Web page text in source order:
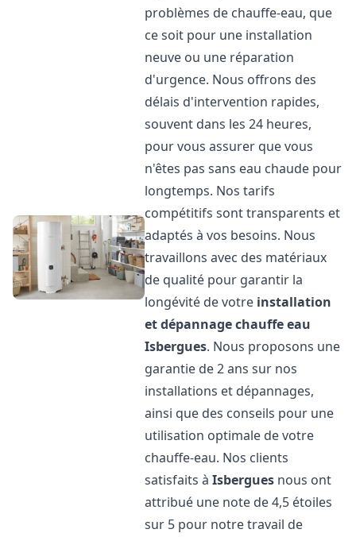
problèmes de chauffe-eau, que
ce soit pour une installation
neuve ou une réparation
d'urgence. Nous offrons des
délais d'intervention rapides,
souvent dans les 24 heures,
pour vous assurer que vous
n'êtes pas sans eau chaude pour
longtemps. Nos tarifs
compétitifs sont transparents et
adaptés à vos besoins. Nous
travaillons avec des matériaux
de qualité pour garantir la
longévité de votre installation
et dépannage chauffe eau
Isbergues. Nous proposons une
garantie de 2 ans sur nos
installations et dépannages,
ainsi que des conseils pour une
utilisation optimale de votre
chauffe-eau. Nos clients
satisfaits àIsbergues nous ont
attribué une note de 4,5 étoiles
sur 5 pour notre travail de